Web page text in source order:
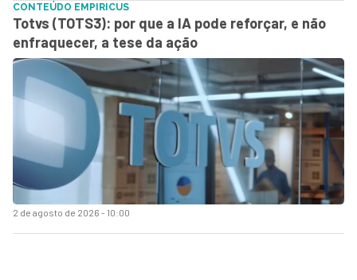
2 de agosto de 2026 - 10:00
CONTEÚDO EMPIRICUS
Totvs (TOTS3): por que a IA pode reforçar, e não
enfraquecer, a tese da ação